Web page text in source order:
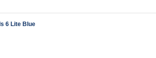
6 Lite Blue